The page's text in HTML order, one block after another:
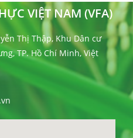
VIỆT NAM (VFA)
Thị Thập, Khu Dân cư
TP. Hồ Chí Minh, Việt